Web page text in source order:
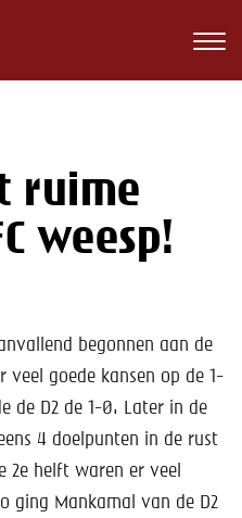
ruime
weesp!
begonnen aan de
goede kansen op de 1-
de D2 de 1-0. Later in de
4 doelpunten in de rust
2e helft waren er veel
ging Mankamal van de D2